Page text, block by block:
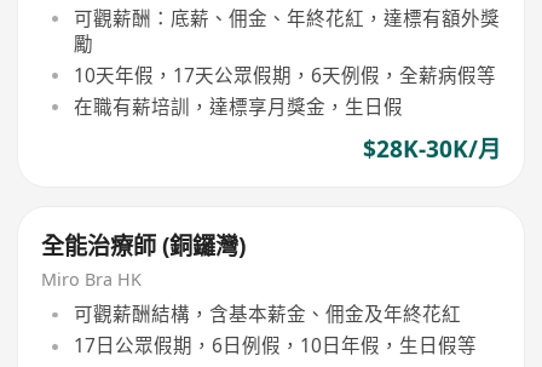
可觀薪酬：底薪、佣金、年終花紅，達標有額外獎
勵
10天年假，17天公眾假期，6天例假，全薪病假等
在職有薪培訓，達標享月獎金，生日假
$28K-30K/月
全能治療師 (銅鑼灣)
Miro Bra HK
可觀薪酬結構，含基本薪金、佣金及年終花紅
17日公眾假期，6日例假，10日年假，生日假等